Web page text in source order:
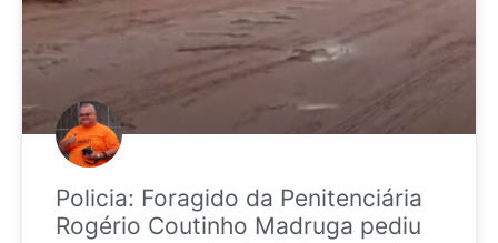
Policia: Foragido da Penitenciária
Rogério Coutinho Madruga pediu